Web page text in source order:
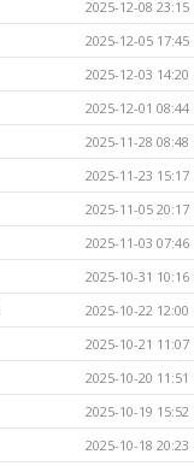
2025-12-08 23:15
2025-12-05 17:45
2025-12-03 14:20
2025-12-01 08:44
2025-11-28 08:48
2025-11-23 15:17
2025-11-05 20:17
2025-11-03 07:46
2025-10-31 10:16
2025-10-22 12:00
2025-10-21 11:07
2025-10-20 11:51
2025-10-19 15:52
2025-10-18 20:23